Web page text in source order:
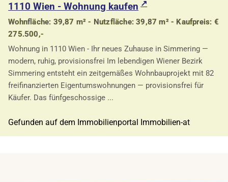
1110 Wien - Wohnung kaufen
Wohnfläche: 39,87 m² - Nutzfläche: 39,87 m² - Kaufpreis: €
275.500,-
Wohnung in 1110 Wien - Ihr neues Zuhause in Simmering —
modern, ruhig, provisionsfrei Im lebendigen Wiener Bezirk
Simmering entsteht ein zeitgemäßes Wohnbauprojekt mit 82
freifinanzierten Eigentumswohnungen — provisionsfrei für
Käufer. Das fünfgeschossige ...
Gefunden auf dem Immobilienportal Immobilien-at